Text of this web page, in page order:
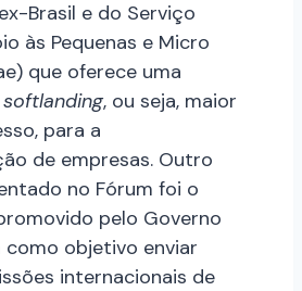
Brasil e do Serviço
às Pequenas e Micro
que oferece uma
softlanding, ou seja, maior
para a
de empresas. Outro
no Fórum foi o
pelo Governo
como objetivo enviar
internacionais de